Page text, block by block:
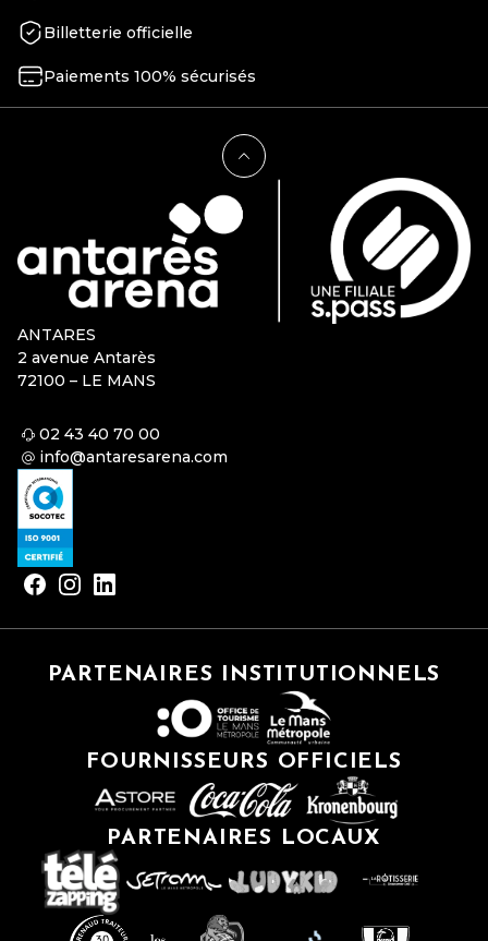
NUITS THÉMATIQUES,
PLATEAUX ET
DÉCOUVERTE DE
TALENTS ET SPECTACLES
CARITATIFS :
CONCERTS CLASSIQUES :
SPECTACLES DE DANSE :
SPECTACLES DE CIRQUE
ET DE MAGIE :
EVÉNEMENTIELS ET
SPECTACLES SPORTIFS :
Billetterie officielle
Paiements 100% sécurisés
ANTARES
2 avenue Antarès
72100 – LE MANS
02 43 40 70 00
info@antaresarena.com
PARTENAIRES INSTITUTIONNELS
FOURNISSEURS OFFICIELS
PARTENAIRES LOCAUX